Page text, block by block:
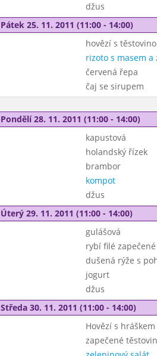
džus
Pátek 25. 11. 2011 (11:00 - 14:00)
hovězí s
rizoto s masem a
červená řepa
čaj se sirupem
Pondělí 28. 11. 2011 (11:00 - 14:00)
kapustová
holandský řízek
brambor
kompot
džus
Úterý 29. 11. 2011 (11:00 - 14:00)
gulášová
rybí filé
dušená rýže s
jogurt
džus
Středa 30. 11. 2011 (11:00 - 14:00)
Hovězí s
zapečené